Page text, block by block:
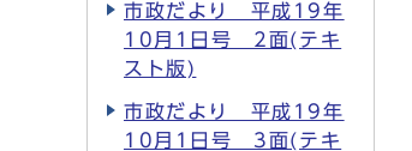
市政だより 平成19年
10月1日号 2面(テキ
スト版)
市政だより 平成19年
10月1日号 3面(テキ